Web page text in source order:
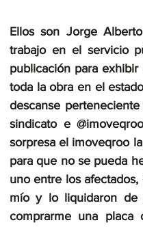
Ellos son Jorge
trabajo en el servicio
publicación para
toda la obra en el
descanse
sindicato e
sorpresa el imoveqroo
para que no se pueda
uno entre los
mío y lo liquidaron de
comprarme una